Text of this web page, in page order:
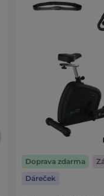
Doprava zdarma
Dáreček